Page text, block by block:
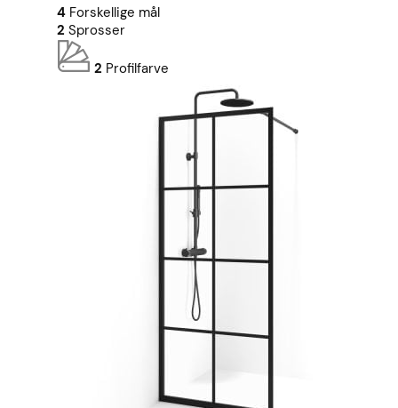
4 Forskellige mål
2 Sprosser
2 Profilfarve